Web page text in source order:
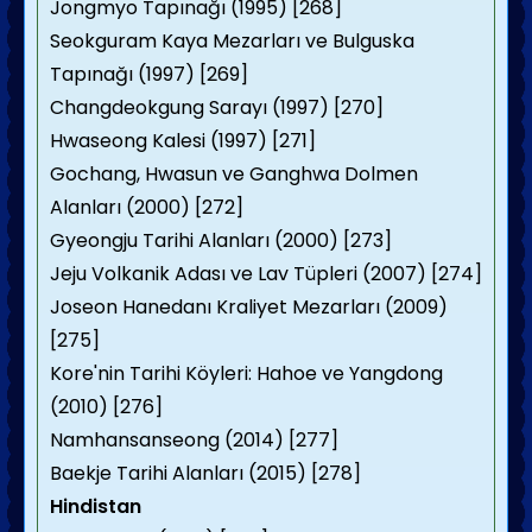
Jongmyo Tapınağı (1995) [268]
Seokguram Kaya Mezarları ve Bulguska
Tapınağı (1997) [269]
Changdeokgung Sarayı (1997) [270]
Hwaseong Kalesi (1997) [271]
Gochang, Hwasun ve Ganghwa Dolmen
Alanları (2000) [272]
Gyeongju Tarihi Alanları (2000) [273]
Jeju Volkanik Adası ve Lav Tüpleri (2007) [274]
Joseon Hanedanı Kraliyet Mezarları (2009)
[275]
Kore'nin Tarihi Köyleri: Hahoe ve Yangdong
(2010) [276]
Namhansanseong (2014) [277]
Baekje Tarihi Alanları (2015) [278]
Hindistan